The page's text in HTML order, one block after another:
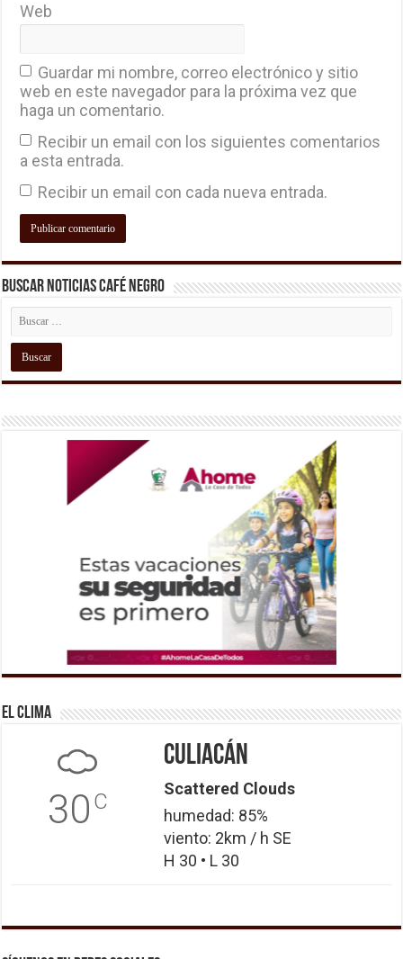
Web
Guardar mi nombre, correo electrónico y sitio
web en este navegador para la próxima vez que
haga un comentario.
Recibir un email con los siguientes comentarios
a esta entrada.
Recibir un email con cada nueva entrada.
Buscar Noticias Café Negro
El Clima
30 C
Culiacán
Scattered Clouds
humedad: 85%
viento: 2km / h SE
H 30 • L 30